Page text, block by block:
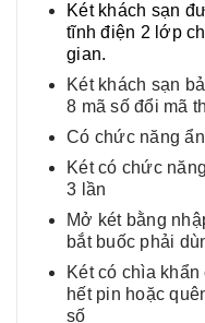
Két khách sạn
tĩnh điện 2 lớp
gian.
Két khách sạn
8 mã số đổi mã
Có chức năng
Két có chức
3 lần
Mở két bằng
bắt buốc phải
Két có chìa
hết pin hoặc
số